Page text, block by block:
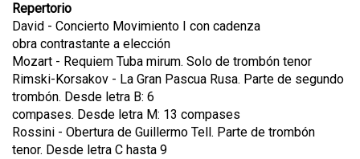
Repertorio
David - Concierto Movimiento I con cadenza
obra contrastante a elección
Mozart - Requiem Tuba mirum. Solo de trombón tenor
Rimski-Korsakov - La Gran Pascua Rusa. Parte de segundo
trombón. Desde letra B: 6
compases. Desde letra M: 13 compases
Rossini - Obertura de Guillermo Tell. Parte de trombón
tenor. Desde letra C hasta 9